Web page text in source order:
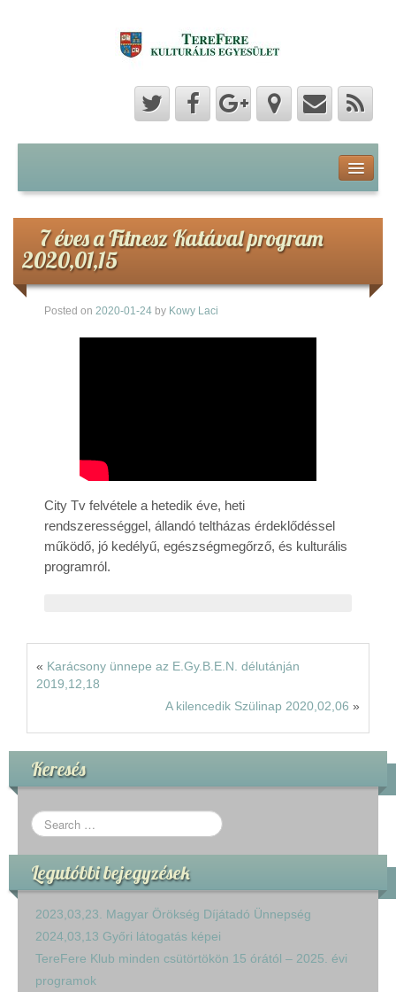
Hozzászólások
Hírek
Képek
Kapcsolat
7 éves a Fitnesz Katával program
2020,01,15
Posted on 2020-01-24 by Kowy Laci
City Tv felvétele a hetedik éve, heti
rendszerességgel, állandó teltházas érdeklődéssel
működő, jó kedélyű, egészségmegőrző, és kulturális
programról.
« Karácsony ünnepe az E.Gy.B.E.N. délutánján
2019,12,18
A kilencedik Szülinap 2020,02,06 »
Keresés
Legutóbbi bejegyzések
2023,03,23. Magyar Örökség Díjátadó Ünnepség
2024,03,13 Győri látogatás képei
TereFere Klub minden csütörtökön 15 órától – 2025. évi
programok